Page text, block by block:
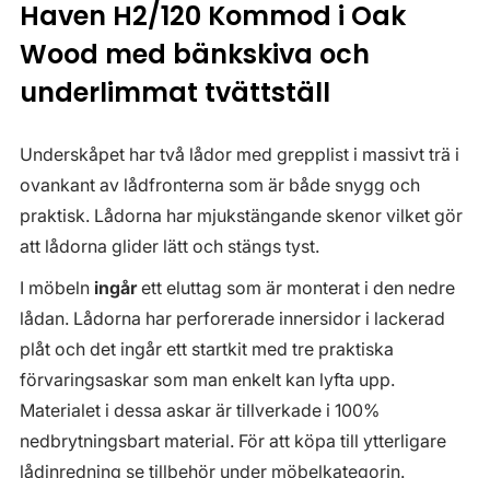
Haven H2/120 Kommod i Oak
Wood med bänkskiva och
underlimmat tvättställ
Underskåpet har två lådor med grepplist i massivt trä i
ovankant av lådfronterna som är både snygg och
praktisk. Lådorna har mjukstängande skenor vilket gör
att lådorna glider lätt och stängs tyst.
I möbeln ingårett eluttag som är monterat i den nedre
lådan. Lådorna har perforerade innersidor i lackerad
plåt och det ingår ett startkit med tre praktiska
förvaringsaskar som man enkelt kan lyfta upp.
Materialet i dessa askar är tillverkade i 100%
nedbrytningsbart material. För att köpa till ytterligare
lådinredning se tillbehör under möbelkategorin.